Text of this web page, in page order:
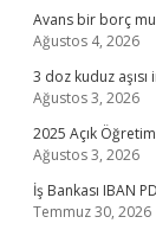
Avans bir borç
Ağustos 4, 2026
3 doz kuduz aşısı
Ağustos 3, 2026
2025 Açık
Ağustos 3, 2026
İş Bankası IBAN
Temmuz 30, 2026